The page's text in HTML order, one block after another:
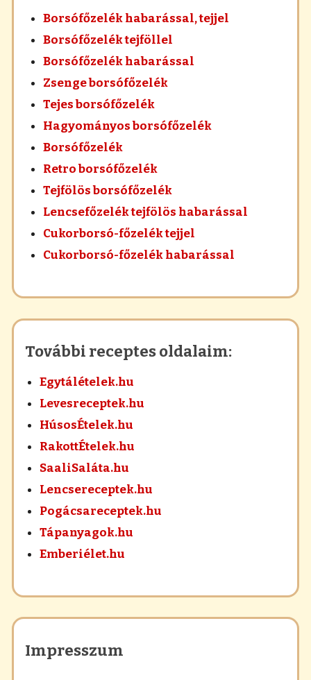
Borsófőzelék habarással, tejjel
Borsófőzelék tejföllel
Borsófőzelék habarással
Zsenge borsófőzelék
Tejes borsófőzelék
Hagyományos borsófőzelék
Borsófőzelék
Retro borsófőzelék
Tejfölös borsófőzelék
Lencsefőzelék tejfölös habarással
Cukorborsó-főzelék tejjel
Cukorborsó-főzelék habarással
További receptes oldalaim:
Egytálételek.hu
Levesreceptek.hu
HúsosÉtelek.hu
RakottÉtelek.hu
SaaliSaláta.hu
Lencsereceptek.hu
Pogácsareceptek.hu
Tápanyagok.hu
Emberiélet.hu
Impresszum